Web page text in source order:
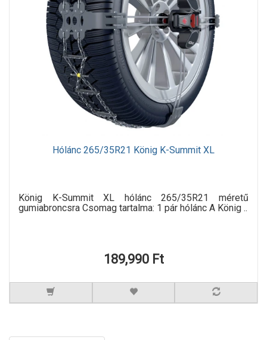
Hólánc 265/35R21 König K-Summit XL
König K-Summit XL hólánc 265/35R21 méretű
gumiabroncsra Csomag tartalma: 1 pár hólánc A König ..
189,990 Ft